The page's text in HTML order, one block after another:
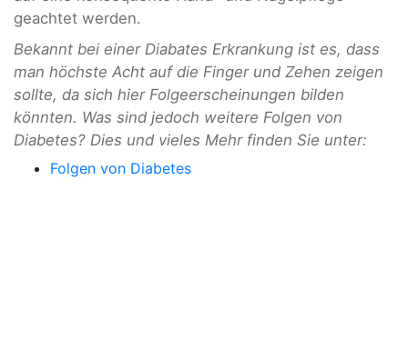
geachtet werden.
Bekannt bei einer Diabates Erkrankung ist es, dass
man höchste Acht auf die Finger und Zehen zeigen
sollte, da sich hier Folgeerscheinungen bilden
könnten. Was sind jedoch weitere Folgen von
Diabetes? Dies und vieles Mehr finden Sie unter:
Folgen von Diabetes